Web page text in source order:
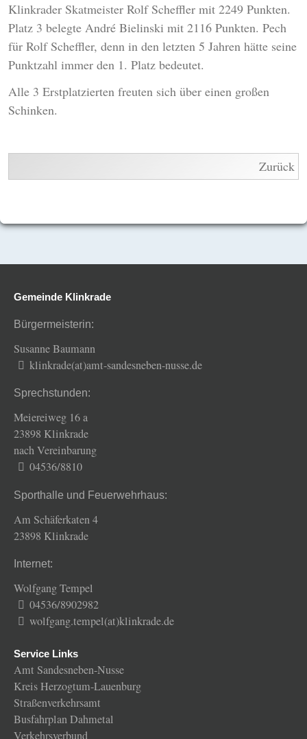
Klinkrader Skatmeister Rolf Scheffler mit 2249 Punkten.
Platz 3 belegte André Bielinski mit 2116 Punkten. Pech
für Rolf Scheffler, denn in den letzten 5 Jahren hätte seine
Punktzahl immer den 1. Platz bedeutet.
Alle 3 Erstplatzierten freuten sich über einen großen
Schinken.
Zurück
Gemeinde Klinkrade
Bürgermeisterin:
Susanne Baumann
klinkrade(at)amt-sandesneben-nusse.de
Sprechstunden:
Meiereiweg 16 a
23898 Klinkrade
nach Vereinbarung
04536/8810
Sporthalle und Feuerwehrhaus:
Am Schäferkaten 4
23898 Klinkrade
Internet:
Wolfgang Tempel
04536/8902982
wolfgang.tempel(at)klinkrade.de
Service Links
Amt Sandesneben-Nusse
Kreis Herzogtum-Lauenburg
Straßenverkehrsamt
Busfahrplan Dahmetal
Verkehrsverbund